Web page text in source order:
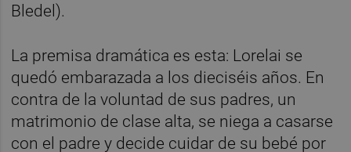
Bledel).
La premisa dramática es esta: Lorelai se
quedó embarazada a los dieciséis años. En
contra de la voluntad de sus padres, un
matrimonio de clase alta, se niega a casarse
con el padre y decide cuidar de su bebé por